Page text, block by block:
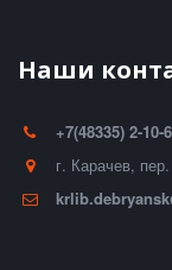
Наши
+7(48335) 2-10-
г. Карачев,